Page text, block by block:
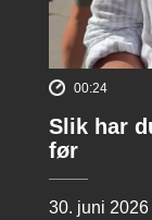
00:24
Slik har
før
30. juni 2026